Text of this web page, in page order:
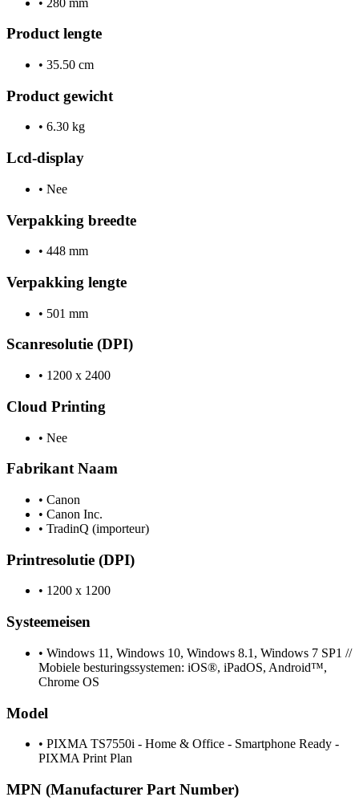
Product lengte
• 35.50 cm
Product gewicht
• 6.30 kg
Lcd-display
• Nee
Verpakking breedte
• 448 mm
Verpakking lengte
• 501 mm
Scanresolutie (DPI)
• 1200 x 2400
Cloud Printing
• Nee
Fabrikant Naam
• Canon
• Canon Inc.
• TradinQ (importeur)
Printresolutie (DPI)
• 1200 x 1200
Systeemeisen
• Windows 11, Windows 10, Windows 8.1, Windows 7 SP1 //
Mobiele besturingssystemen: iOS®, iPadOS, Android™,
Chrome OS
Model
• PIXMA TS7550i - Home & Office - Smartphone Ready -
PIXMA Print Plan
MPN (Manufacturer Part Number)